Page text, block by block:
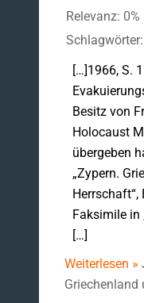
Relevanz: 0%
Schlagwörter:
[…]1966, S.
Besitz von
Holocaust
übergeben
„Zypern.
Herrschaft“,
Faksimile in
[…]
Weiterlesen »
Griechenland